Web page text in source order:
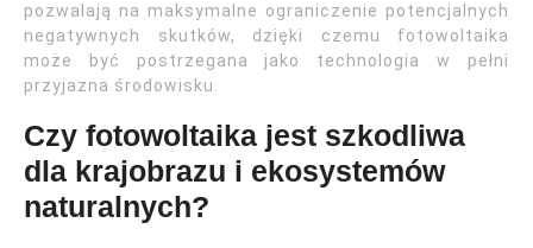
pozwalają na maksymalne ograniczenie potencjalnych
negatywnych skutków, dzięki czemu fotowoltaika
może być postrzegana jako technologia w pełni
przyjazna środowisku.
Czy fotowoltaika jest szkodliwa
dla krajobrazu i ekosystemów
naturalnych?